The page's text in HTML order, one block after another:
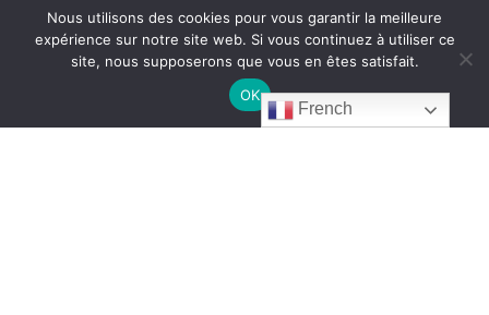
French
Nous utilisons des cookies pour vous garantir la meilleure
expérience sur notre site web. Si vous continuez à utiliser ce
site, nous supposerons que vous en êtes satisfait.
OK